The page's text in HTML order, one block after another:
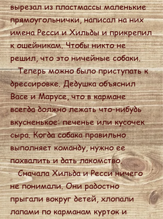
вырезал из пластмассы маленькие
прямоугольнички, написал на них
имена Ресси и Хильды и прикрепил
к ошейникам. Чтобы никто не
решил, что это ничейные собаки.
Теперь можно было приступать к
дрессировке. Дедушка объяснил
Васе и Марусе, что в кармане
всегда должно лежать что-нибудь
вкусненькое: печенье или кусочек
сыра. Когда собака правильно
выполняет команду, нужно ее
похвалить и дать лакомство.
Сначала Хильда и Ресси ничего
не понимали. Они радостно
прыгали вокруг детей, хлопали
лапами по карманам курток и